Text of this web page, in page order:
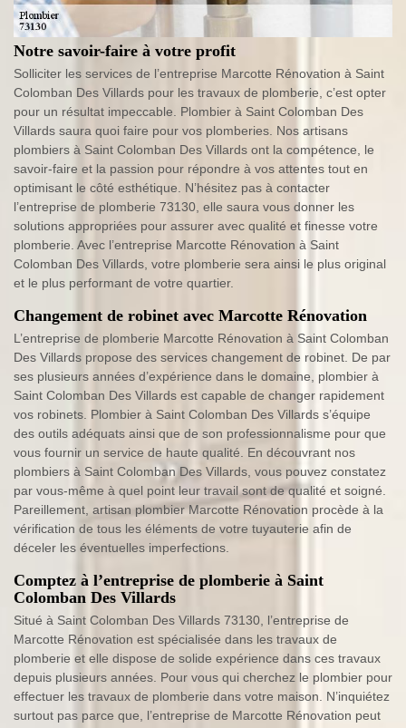
Notre savoir-faire à votre profit
Solliciter les services de l’entreprise Marcotte Rénovation à Saint
Colomban Des Villards pour les travaux de plomberie, c’est opter
pour un résultat impeccable. Plombier à Saint Colomban Des
Villards saura quoi faire pour vos plomberies. Nos artisans
plombiers à Saint Colomban Des Villards ont la compétence, le
savoir-faire et la passion pour répondre à vos attentes tout en
optimisant le côté esthétique. N’hésitez pas à contacter
l’entreprise de plomberie 73130, elle saura vous donner les
solutions appropriées pour assurer avec qualité et finesse votre
plomberie. Avec l’entreprise Marcotte Rénovation à Saint
Colomban Des Villards, votre plomberie sera ainsi le plus original
et le plus performant de votre quartier.
Changement de robinet avec Marcotte Rénovation
L’entreprise de plomberie Marcotte Rénovation à Saint Colomban
Des Villards propose des services changement de robinet. De par
ses plusieurs années d’expérience dans le domaine, plombier à
Saint Colomban Des Villards est capable de changer rapidement
vos robinets. Plombier à Saint Colomban Des Villards s’équipe
des outils adéquats ainsi que de son professionnalisme pour que
vous fournir un service de haute qualité. En découvrant nos
plombiers à Saint Colomban Des Villards, vous pouvez constatez
par vous-même à quel point leur travail sont de qualité et soigné.
Pareillement, artisan plombier Marcotte Rénovation procède à la
vérification de tous les éléments de votre tuyauterie afin de
déceler les éventuelles imperfections.
Comptez à l’entreprise de plomberie à Saint
Colomban Des Villards
Situé à Saint Colomban Des Villards 73130, l’entreprise de
Marcotte Rénovation est spécialisée dans les travaux de
plomberie et elle dispose de solide expérience dans ces travaux
depuis plusieurs années. Pour vous qui cherchez le plombier pour
effectuer les travaux de plomberie dans votre maison. N’inquiétez
surtout pas parce que, l’entreprise de Marcotte Rénovation peut